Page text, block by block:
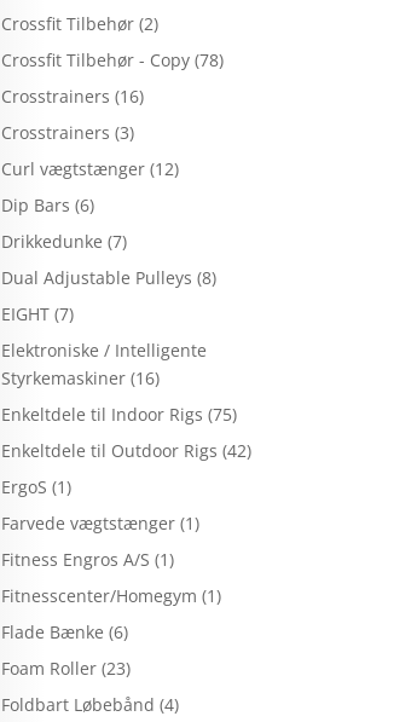
Crossfit Tilbehør (2)
Crossfit Tilbehør - Copy (78)
Crosstrainers (16)
Crosstrainers (3)
Curl vægtstænger (12)
Dip Bars (6)
Drikkedunke (7)
Dual Adjustable Pulleys (8)
EIGHT (7)
Elektroniske / Intelligente
Styrkemaskiner (16)
Enkeltdele til Indoor Rigs (75)
Enkeltdele til Outdoor Rigs (42)
ErgoS (1)
Farvede vægtstænger (1)
Fitness Engros A/S (1)
Fitnesscenter/Homegym (1)
Flade Bænke (6)
Foam Roller (23)
Foldbart Løbebånd (4)